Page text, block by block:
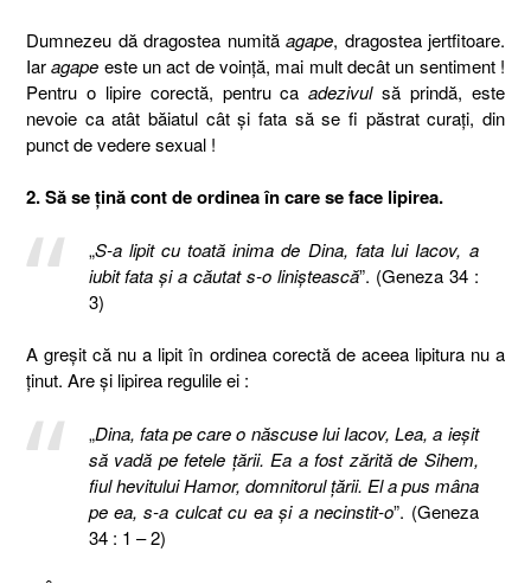
Dumnezeu dă dragostea numită agape, dragostea jertfitoare.
Iaragape este un act de voinţă, mai mult decât un sentiment !
Pentru o lipire corectă, pentru caadezivulsă prindă, este
nevoie ca atât băiatul cât şi fata să se fi păstrat curaţi, din
punct de vedere sexual !
2. Să se ţină cont de ordinea în care se face lipirea.
„S-a lipit cu toată inima de Dina, fata lui Iacov, a
iubit fata şi a căutat s-o liniştească”. (Geneza 34 :
3)
A greşit că nu a lipit în ordinea corectă de aceea lipitura nu a
ţinut. Are şi lipirea regulile ei :
„Dina, fata pe care o născuse lui Iacov, Lea, a ieşit
să vadă pe fetele ţării. Ea a fost zărită de Sihem,
fiul hevitului Hamor, domnitorul ţării. El a pus mâna
pe ea, s-a culcat cu ea şi a necinstit-o”. (Geneza
34 : 1 – 2)